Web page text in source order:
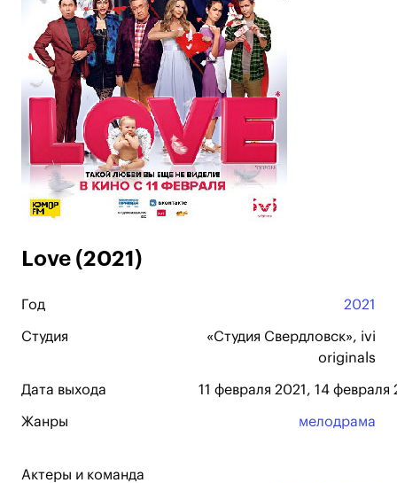
Love (2021)
Год 2021
Студия
«Студия Свердловск», ivi
originals
Дата выхода 11 февраля 2021, 14
Жанры мелодрама
Актеры и команда